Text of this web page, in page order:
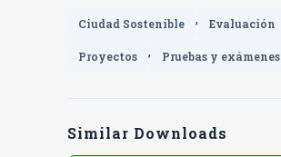
Ciudad Sostenible , Evaluación
Proyectos , Pruebas y exámenes
Similar Downloads